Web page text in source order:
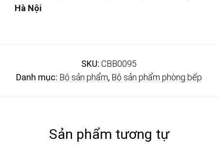
Hà Nội
SKU: CBB0095
Danh mục: Bộ sản phẩm, Bộ sản phẩm phòng bếp
Sản phẩm tương tự